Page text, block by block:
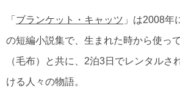
「 ブランケット・キャッツ 」は2008年
の短編小説集で、生まれた時から使っ
（毛布）と共に、2泊3日でレンタルさ
ける人々の物語。